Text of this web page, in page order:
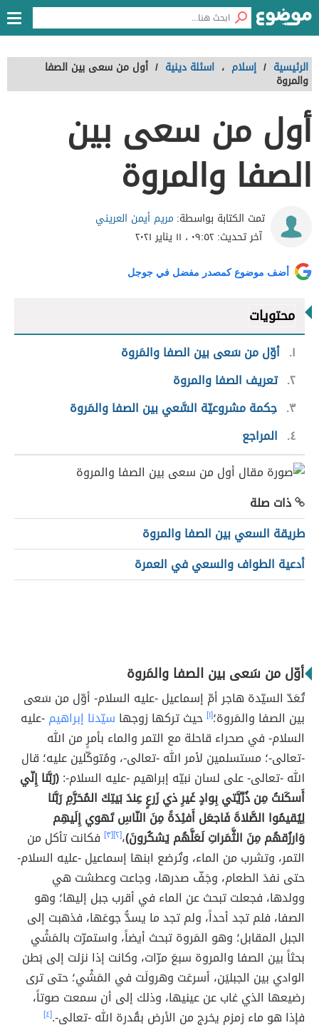
الرئيسية / إسلام ، اسئلة دينية / أول من سعى بين الصفا
والمروة
أول من سعى بين
الصفا والمروة
تمت الكتابة بواسطة: مريم أيمن العريني
آخر تحديث:٠٩:٥٢ ، ١١ يناير ٢٠٢١
أضف موضوع كمصدر مفضل في جوجل
محتويات
١ أوّل من سَعى بين الصفا والمَروة
٢ تعريف الصفا والمروة
٣ حِكمة مشروعيّة السَّعي بين الصفا والمَروة
٤
المراجع
ذات صلة
طريقة السعي بين الصفا والمروة
أدعية الطواف والسعي في العمرة
أوّل من سَعى بين الصفا والمَروة
تُعَدّ السيّدة هاجر أمّ إسماعيل -عليه السلام- أوّل من سَعى
بين الصفا والمَروة؛[١] حيث تركها زوجها سيّدنا إبراهيم-عليه
السلام- في صحراء قاحلة مع التمر والماء بأمرٍ من الله
-تعالى-؛ مستسلمين لأمر الله -تعالى-، ومُتوكّلين عليه؛ قال
الله -تعالى- على لسان نبيّه إبراهيم -عليه السلام-:(رَبَّنا إِنّي
أَسكَنتُ مِن ذُرِّيَّتي بِوادٍ غَيرِ ذي زَرعٍ عِندَ بَيتِكَ المُحَرَّمِ رَبَّنا
لِيُقيمُوا الصَّلاةَ فَاجعَل أَفئِدَةً مِنَ النّاسِ تَهوي إِلَيهِم
وَارزُقهُم مِنَ الثَّمَراتِ لَعَلَّهُم يَشكُرونَ)،[٢] [٣]
فكانت تأكل من
التمر، وتشرب من الماء، وتُرضع ابنها إسماعيل -عليه السلام-
حتى نفدَ الطعام، وجَفّ صدرها، وجاعت وعطشت هي
وولدها، فجعلت تبحث عن الماء في أقرب جبل إليها؛ وهو
الصفا، فلم تجد أحداً، ولم تجد ما يسدُّ جوعَها، فذهبت إلى
الجبل المقابل؛ وهو المَروة تبحث أيضاً، واستمرّت بالمَشْي
بحثاً بين الصفا والمروة سبعَ مرّات، وكانت إذا نزلت إلى بَطن
الوادي بين الجبليَن، أسرعَت وهرولَت في المَشْي؛ حتى ترى
رضيعها الذي غاب عن عينيها، وذلك إلى أن سمعت صوتاً،
فإذا هو ماء زمزم يخرج من الأرض بقُدرة الله -تعالى-.[٤]